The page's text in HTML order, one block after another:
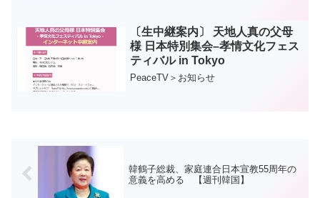
立40周年記念日の時に下さったものです
が、時に応じて...
〔生中継案内〕 天地人真の父母
様 日本特別集会–孝情文化フェス
ティバル in Tokyo
PeaceTV＞お知らせ
韓鶴子総裁、家庭連合日本宣教55周年の
意義を高める 【週刊韓国】